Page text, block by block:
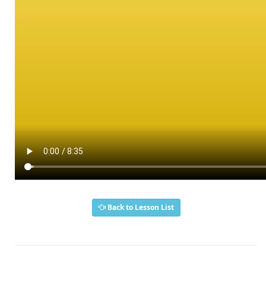
Back to Lesson List